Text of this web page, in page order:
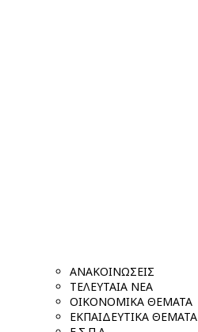
ΑΝΑΚΟΙΝΩΣΕΙΣ
ΤΕΛΕΥΤΑΙΑ ΝΕΑ
ΟΙΚΟΝΟΜΙΚΑ ΘΕΜΑΤΑ
ΕΚΠΑΙΔΕΥΤΙΚΑ ΘΕΜΑΤΑ